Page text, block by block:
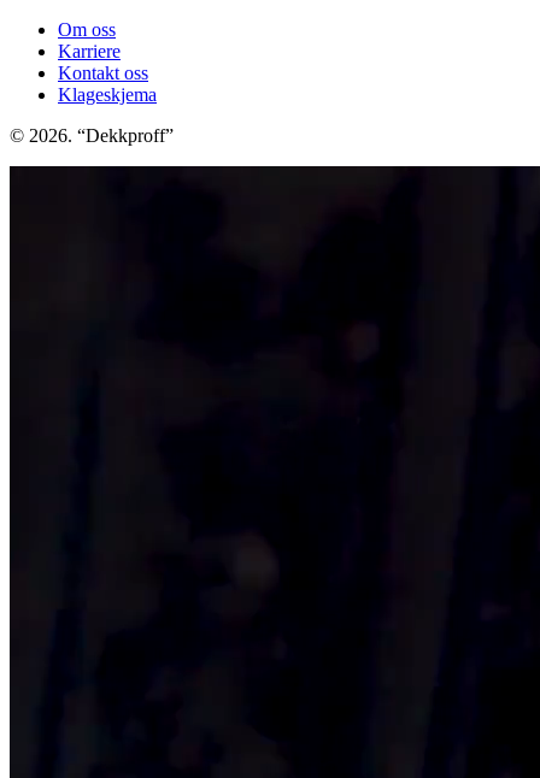
Om oss
Karriere
Kontakt oss
Klageskjema
© 2026. “Dekkproff”